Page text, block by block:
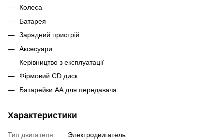
Колеса
Батарея
Зарядний пристрій
Аксесуари
Керівництво з експлуатації
Фірмовий CD диск
Батарейки АА для передавача
Характеристики
Тип двигателя
Электродвигатель